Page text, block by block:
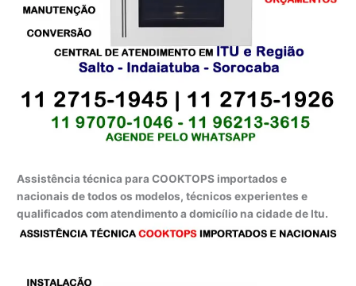
Assistência técnica para COOKTOPS importados e
nacionais de todos os modelos, técnicos experientes e
qualificados com atendimento a domicílio na cidade de Itu.